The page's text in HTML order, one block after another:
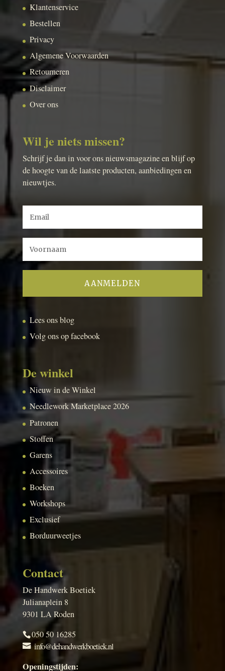
Klantenservice
Bestellen
Privacy
Algemene Voorwaarden
Retourneren
Disclaimer
Over ons
Wil je niets missen?
Schrijf je dan in voor ons nieuwsmagazine en blijf op
de hoogte van de laatste producten, aanbiedingen en
nieuwtjes.
Lees ons blog
Volg ons op facebook
De winkel
Nieuw in de Winkel
Needlework Marketplace 2026
Patronen
Stoffen
Garens
Accessoires
Boeken
Workshops
Exclusief
Borduurweetjes
Contact
De Handwerk Boetiek
Julianaplein 8
9301 LA Roden
050 50 16285
info@dehandwerkboetiek.nl
Openingstijden: